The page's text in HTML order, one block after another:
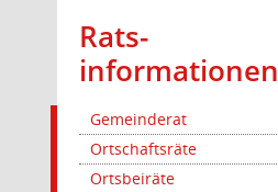
Rats­
informationen
Gemeinderat
Ortschaftsräte
Ortsbeiräte